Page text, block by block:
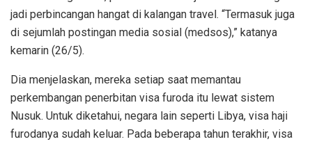
jadi perbincangan hangat di kalangan travel. “Termasuk juga
di sejumlah postingan media sosial (medsos),” katanya
kemarin (26/5).
Dia menjelaskan, mereka setiap saat memantau
perkembangan penerbitan visa furoda itu lewat sistem
Nusuk. Untuk diketahui, negara lain seperti Libya, visa haji
furodanya sudah keluar. Pada beberapa tahun terakhir, visa